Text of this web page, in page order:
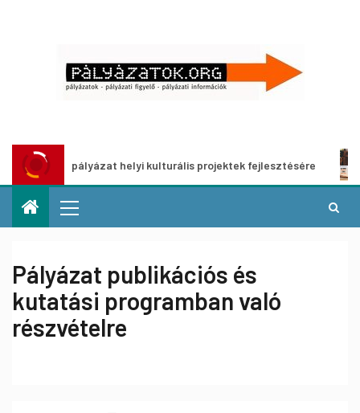
– pályázat helyi kulturális projektek fejlesztésére A
Pályázat publikációs és
kutatási programban való
részvételre